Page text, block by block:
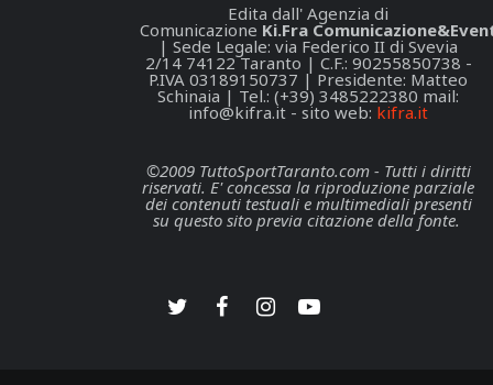
Edita dall' Agenzia di
Comunicazione Ki.Fra
| Sede Legale: via Federico II di Svevia
2/14 74122 Taranto | C.F.: 90255850738 -
P.IVA 03189150737 | Presidente: Matteo
Schinaia | Tel.: (+39) 3485222380 mail:
info@kifra.it - sito web: kifra.it
©2009 TuttoSportTaranto.com - Tutti i diritti
riservati. E' concessa la riproduzione parziale
dei contenuti testuali e multimediali presenti
su questo sito previa citazione della fonte.